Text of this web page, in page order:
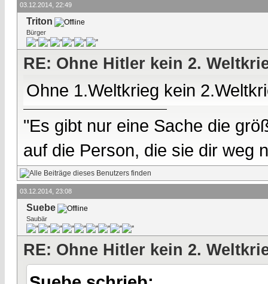
03.12.2014, 22:49
Triton
Bürger
RE: Ohne Hitler kein 2.
Ohne 1.Weltkrieg kein
"Es gibt nur eine Sache die
auf die Person, die sie dir weg
03.12.2014, 23:08
Suebe
Saubär
RE: Ohne Hitler kein 2.